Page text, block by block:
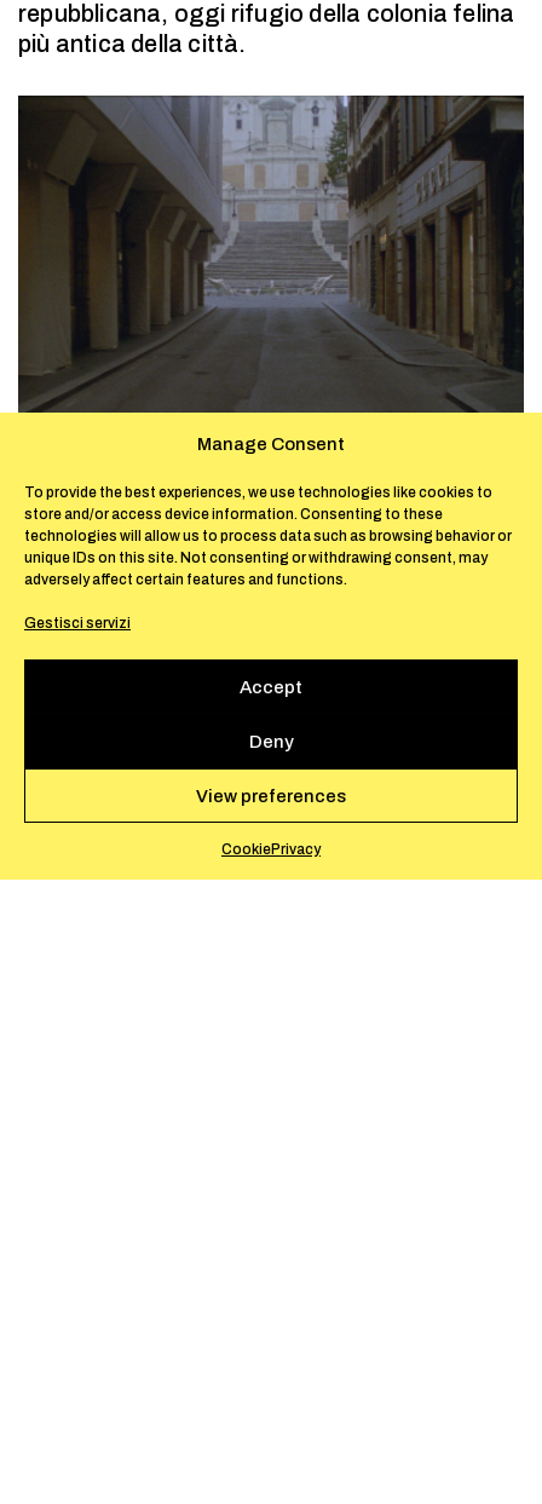
Manage Consent
To provide the best experiences, we use technologies like cookies to
store and/or access device information. Consenting to these
technologies will allow us to process data such as browsing behavior or
unique IDs on this site. Not consenting or withdrawing consent, may
adversely affect certain features and functions.
Gestisci servizi
Accept
Deny
View preferences
CookiePrivacy
repubblicana, oggi rifugio della colonia felina
più antica della città.
Durante il lockdown, la frenesia di Roma si è
fermata, e l’intera città ha assunto l’aspetto
di un luogo calmo e immobile; i gatti, con le
loro vite lente e silenziose, erano le uniche
Protagonisti del progetto, essi diventano un
momento storico in cui la presenza umana
era quasi assente. Concepite senza un
pubblico, le immagini diRomarappresentano
un “paesaggio registrato” in cui lo sguardo
dell’artista e quello dell’osservatore si